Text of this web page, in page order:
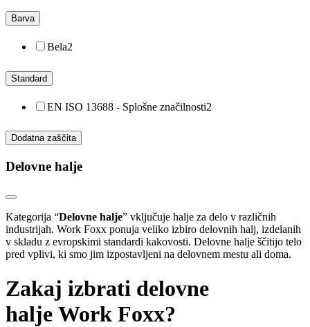
Barva
Bela2
Standard
EN ISO 13688 - Splošne značilnosti2
Dodatna zaščita
Delovne halje
Kategorija “Delovne halje” vključuje halje za delo v različnih
industrijah. Work Foxx ponuja veliko izbiro delovnih halj, izdelanih
v skladu z evropskimi standardi kakovosti. Delovne halje ščitijo telo
pred vplivi, ki smo jim izpostavljeni na delovnem mestu ali doma.
Zakaj izbrati delovne
halje Work Foxx?